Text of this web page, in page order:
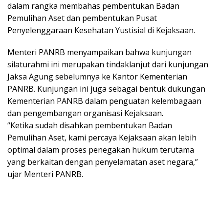
dalam rangka membahas pembentukan Badan
Pemulihan Aset dan pembentukan Pusat
Penyelenggaraan Kesehatan Yustisial di Kejaksaan.
Menteri PANRB menyampaikan bahwa kunjungan
silaturahmi ini merupakan tindaklanjut dari kunjungan
Jaksa Agung sebelumnya ke Kantor Kementerian
PANRB. Kunjungan ini juga sebagai bentuk dukungan
Kementerian PANRB dalam penguatan kelembagaan
dan pengembangan organisasi Kejaksaan.
“Ketika sudah disahkan pembentukan Badan
Pemulihan Aset, kami percaya Kejaksaan akan lebih
optimal dalam proses penegakan hukum terutama
yang berkaitan dengan penyelamatan aset negara,”
ujar Menteri PANRB.